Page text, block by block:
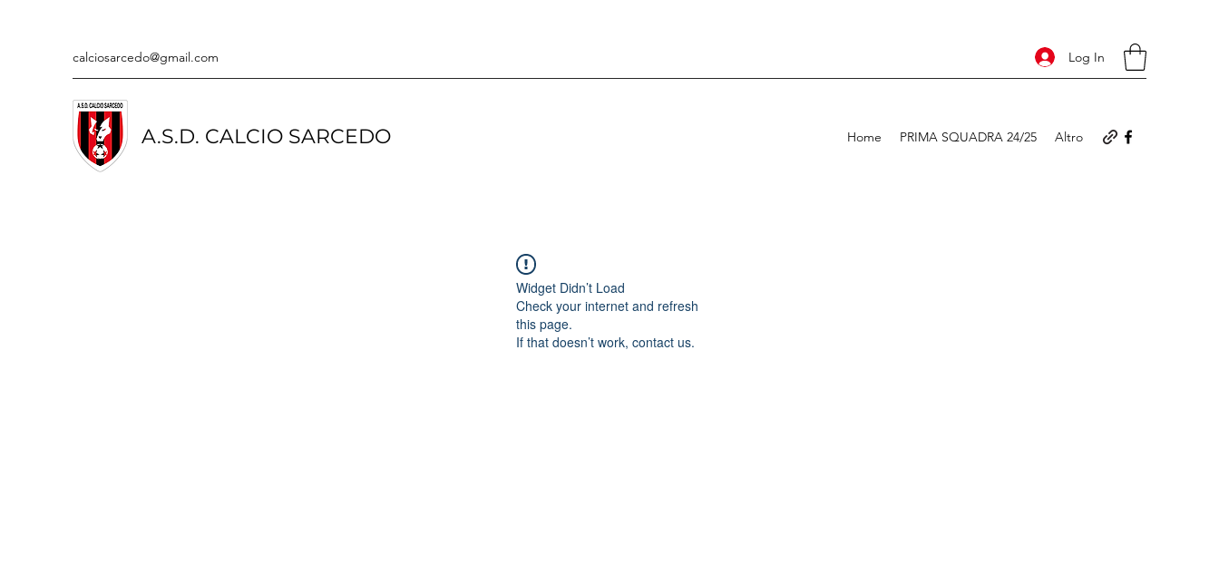
calciosarcedo@gmail.com Log In
A.S.D. CALCIO SARCEDO Home PRIMA SQUADRA 24/25 Altro
Widget Didn’t Load
Check your internet and refresh
this page.
If that doesn’t work, contact us.